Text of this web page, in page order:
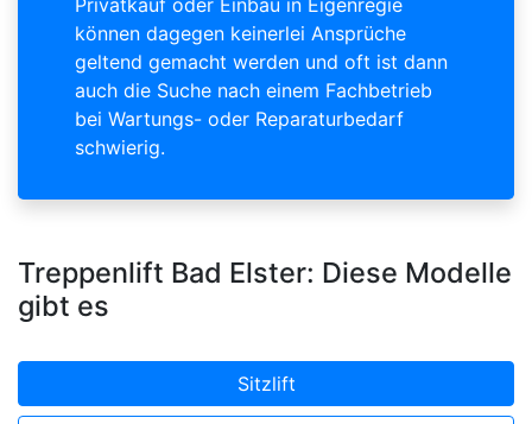
können dagegen keinerlei Ansprüche
geltend gemacht werden und oft ist dann
auch die Suche nach einem Fachbetrieb
bei Wartungs- oder Reparaturbedarf
schwierig.
Treppenlift Bad Elster: Diese Modelle
gibt es
Sitzlift